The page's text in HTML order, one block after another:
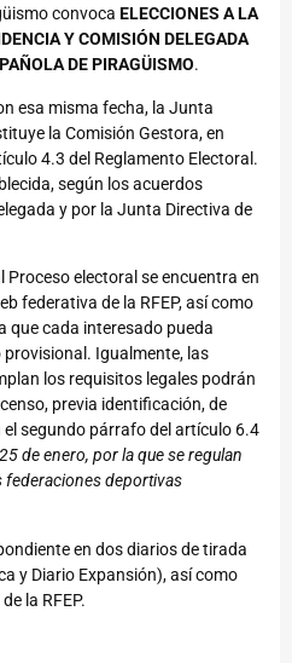
convoca ELECCIONES A LA
Y COMISIÓN DELEGADA
DE PIRAGÜISMO.
esa misma fecha, la Junta
la Comisión Gestora, en
4.3 del Reglamento Electoral.
según los acuerdos
y por la Junta Directiva de
electoral se encuentra en
federativa de la RFEP, así como
que cada interesado pueda
Igualmente, las
los requisitos legales podrán
previa identificación, de
segundo párrafo del artículo 6.4
de enero, por la que se regulan
federaciones deportivas
en dos diarios de tirada
y Diario Expansión), así como
la RFEP.